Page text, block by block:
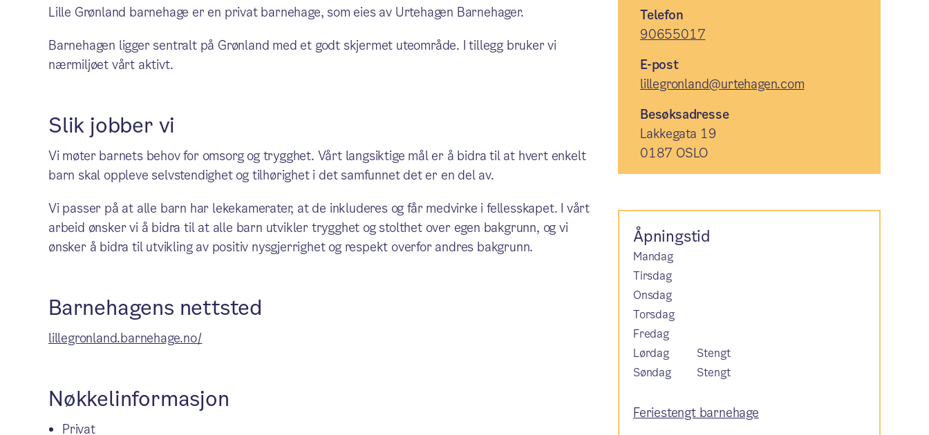
Lille Grønland barnehage er en privat barnehage, som eies av Urtehagen Barnehager.
Barnehagen ligger sentralt på Grønland med et godt skjermet uteområde. I tillegg bruker vi
nærmiljøet vårt aktivt.
Slik jobber vi
Vi møter barnets behov for omsorg og trygghet. Vårt langsiktige mål er å bidra til at hvert enkelt
barn skal oppleve selvstendighet og tilhørighet i det samfunnet det er en del av.
Vi passer på at alle barn har lekekamerater, at de inkluderes og får medvirke i fellesskapet. I vårt
arbeid ønsker vi å bidra til at alle barn utvikler trygghet og stolthet over egen bakgrunn, og vi
ønsker å bidra til utvikling av positiv nysgjerrighet og respekt overfor andres bakgrunn.
Barnehagens nettsted
lillegronland.barnehage.no/
Nøkkelinformasjon
Privat
Telefon
90655017
E-post
lillegronland@urtehagen.com
Besøksadresse
Lakkegata 19
0187 OSLO
Åpningstid
Mandag
Tirsdag
Onsdag
Torsdag
Fredag
Lørdag
Stengt
Søndag
Stengt
Feriestengt barnehage